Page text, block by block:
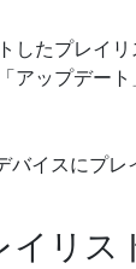
したプレイ
アップデー
バイスにプレ
イリス